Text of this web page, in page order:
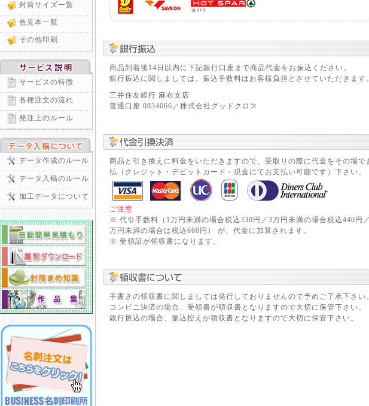
封筒サイズ一覧
色見本一覧
その他印刷
サービスの特徴
各種注文の流れ
発注上のルール
データ作成のルール
データ入稿のルール
加工データについて
商品到着後14日以内に下記銀行口座まで商品代金をお振込ください。
銀行振込に関しましては、振込手数料はお客様負担とさせていただきます。
三井住友銀行 麻布支店
普通口座 0834066／株式会社グッドクロス
商品と引き換えに料金をいただきますので、受取りの際に代金をその場で
払（クレジット・デビットカード・現金にてお支払い可能です）下さい。
ご注意
※ 代引手数料（1万円未満の場合税込330円／3万円未満の場合税込440円
万円未満の場合は税込660円） が、代金に加算されます。
※ 受領証が領収書になります。
手書きの領収書に関しましては発行しておりませんので予めご了承下さい。
コンビニ決済の場合、受領書が領収書となりますので大切に保管下さい。
銀行振込の場合、振込控えが領収書となりますので大切に保管下さい。